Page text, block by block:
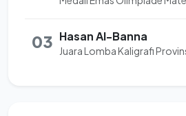
03 Hasan Al-Banna
Juara Lomba Kaligrafi